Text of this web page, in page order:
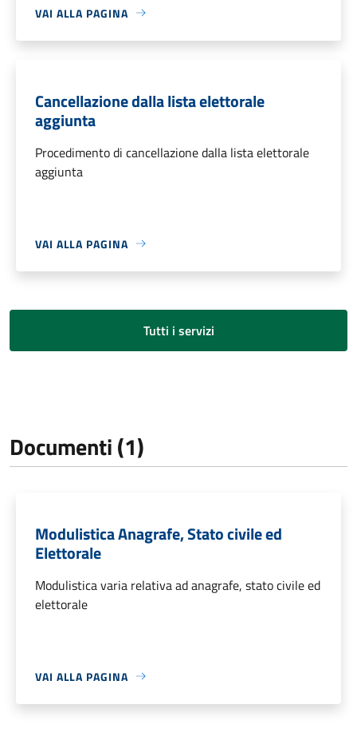
VAI ALLA PAGINA
Cancellazione dalla lista elettorale
aggiunta
Procedimento di cancellazione dalla lista elettorale
aggiunta
VAI ALLA PAGINA
Tutti i servizi
Documenti (1)
Modulistica Anagrafe, Stato civile ed
Elettorale
Modulistica varia relativa ad anagrafe, stato civile ed
elettorale
VAI ALLA PAGINA